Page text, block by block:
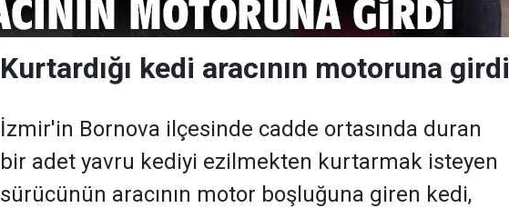
Kurtardığı kedi aracının motoruna girdi
İzmir'in Bornova ilçesinde cadde ortasında duran
bir adet yavru kediyi ezilmekten kurtarmak isteyen
sürücünün aracının motor boşluğuna giren kedi,